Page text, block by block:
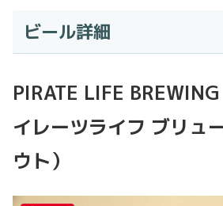
ビール詳細
PIRATE LIFE
イレーツライフ ブリュ
ウト）